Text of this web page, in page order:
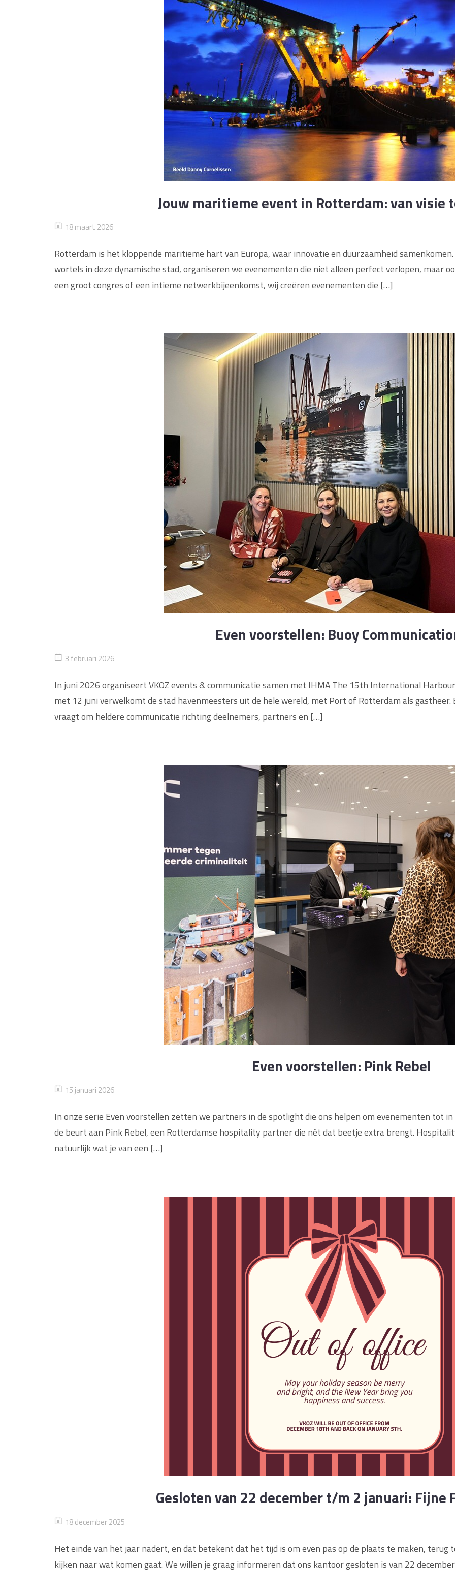
Jouw maritieme event in Rotterdam: van visie
18 maart 2026
Rotterdam is het kloppende maritieme hart van Europa, waar innovatie en duurzaamheid
wortels in deze dynamische stad, organiseren we evenementen die niet alleen perfect verlopen, maar
een groot congres of een intieme netwerkbijeenkomst, wij creëren evenementen die […]
Even voorstellen: Buoy
3 februari 2026
In juni 2026 organiseert VKOZ events & communicatie samen met IHMA The 15th International
met 12 juni verwelkomt de stad havenmeesters uit de hele wereld, met Port of Rotterdam als
vraagt om heldere communicatie richting deelnemers, partners en […]
Even voorstellen: Pink Rebel
15 januari 2026
In onze serie Even voorstellen zetten we partners in de spotlight die ons helpen om evenementen tot
de beurt aan Pink Rebel, een Rotterdamse hospitality partner die nét dat beetje extra brengt.
natuurlijk wat je van een […]
Gesloten van 22 december t/m 2 januari: Fijne
18 december 2025
Het einde van het jaar nadert, en dat betekent dat het tijd is om even pas op de plaats te maken,
kijken naar wat komen gaat. We willen je graag informeren dat ons kantoor gesloten is van 22